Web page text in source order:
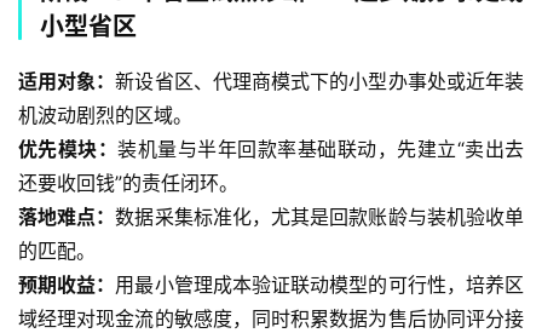
小型省区
适用对象：新设省区、代理商模式下的小型办事处或近年装
机波动剧烈的区域。
优先模块：装机量与半年回款率基础联动，先建立“卖出去
还要收回钱”的责任闭环。
落地难点：数据采集标准化，尤其是回款账龄与装机验收单
的匹配。
预期收益： 用最小管理成本验证联动模型的可行性，培养区
域经理对现金流的敏感度，同时积累数据为售后协同评分接